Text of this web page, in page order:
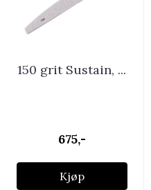
150 grit Sustain, ...
675,-
Kjøp